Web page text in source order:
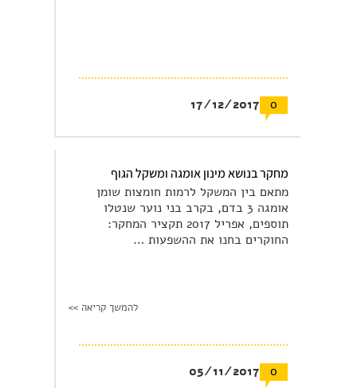
0
17/12/2017
מחקר בנושא מינון אומגה ומשקל הגוף
מתאם בין המשקל לרמות חומצות שומן
אומגה 3 בדם, בקרב בני נוער שנטלו
תוספים, אפריל 2017 תקציר המחקר:
החוקרים בחנו את ההשפעות …
להמשך קריאה >>
0
05/11/2017